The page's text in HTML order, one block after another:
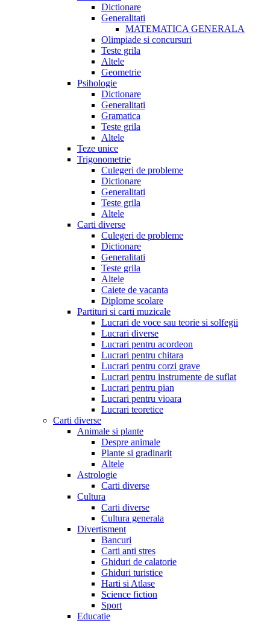
Dictionare
Generalitati
MATEMATICA GENERALA
Olimpiade si concursuri
Teste grila
Altele
Geometrie
Psihologie
Dictionare
Generalitati
Gramatica
Teste grila
Altele
Teze unice
Trigonometrie
Culegeri de probleme
Dictionare
Generalitati
Teste grila
Altele
Carti diverse
Culegeri de probleme
Dictionare
Generalitati
Teste grila
Altele
Caiete de vacanta
Diplome scolare
Partituri si carti muzicale
Lucrari de voce sau teorie si solfegii
Lucrari diverse
Lucrari pentru acordeon
Lucrari pentru chitara
Lucrari pentru corzi grave
Lucrari pentru instrumente de suflat
Lucrari pentru pian
Lucrari pentru vioara
Lucrari teoretice
Carti diverse
Animale si plante
Despre animale
Plante si gradinarit
Altele
Astrologie
Carti diverse
Cultura
Carti diverse
Cultura generala
Divertisment
Bancuri
Carti anti stres
Ghiduri de calatorie
Ghiduri turistice
Harti si Atlase
Science fiction
Sport
Educatie